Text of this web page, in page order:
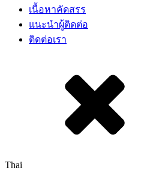
เนื้อหาคัดสรร​
แนะนำผู้ติดต่อ
ติดต่อเรา
Thai